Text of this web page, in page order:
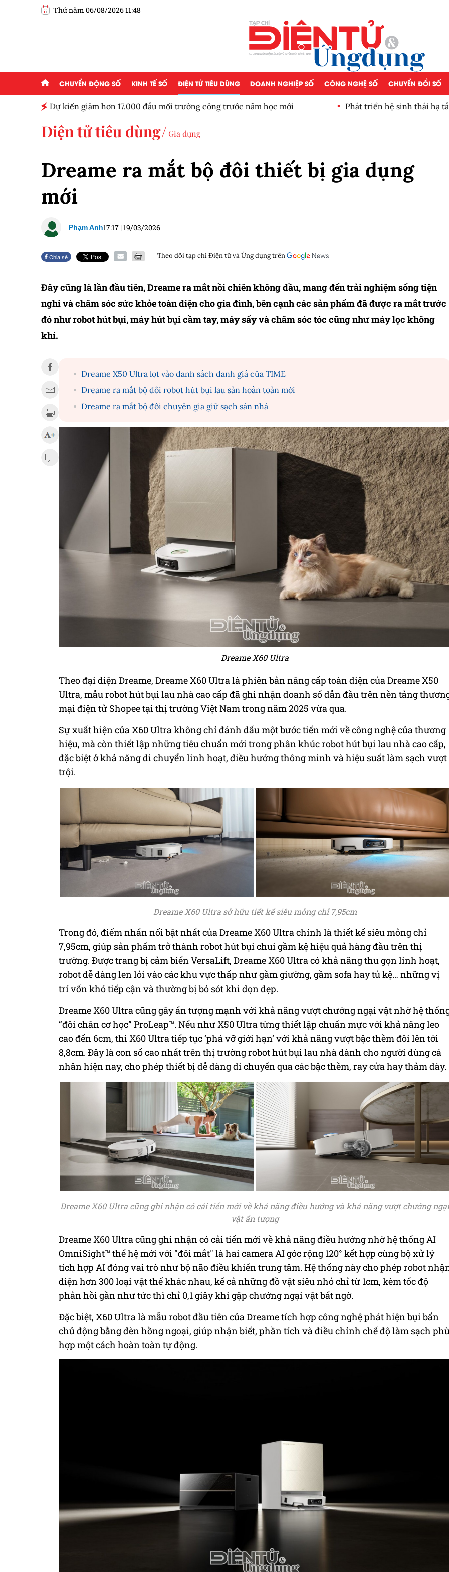
Thứ năm 06/08/2026 11:48
CHUYỂN ĐỘNG SỐ KINH TẾ SỐ ĐIỆN TỬ TIÊU DÙNG DOANH NGHIỆP SỐ CÔNG NGHỆ SỐ CHUYỂN ĐỔI SỐ
Dự kiến giảm hơn 17.000 đầu mối trường công trước năm học mới Phát triển hệ sinh thái hạ
Điện tử tiêu dùng Gia dụng
Dreame ra mắt bộ đôi thiết bị gia dụng
mới
Phạm Anh17:17 |19/03/2026
Chia sẻ Theo dõi tạp chí Điện tử và Ứng dụng trên
Đây cũng là lần đầu tiên, Dreame ra mắt nồi chiên không dầu, mang đến trải nghiệm sống tiện
nghi và chăm sóc sức khỏe toàn diện cho gia đình, bên cạnh các sản phẩm đã được ra mắt trước
đó như robot hút bụi, máy hút bụi cầm tay, máy sấy và chăm sóc tóc cũng như máy lọc không
khí.
Dreame X50 Ultra lọt vào danh sách danh giá của TIME
Dreame ra mắt bộ đôi robot hút bụi lau sàn hoàn toàn mới
Dreame ra mắt bộ đôi chuyên gia giữ sạch sàn nhà
Dreame X60 Ultra
Theo đại diện Dreame, Dreame X60 Ultra là phiên bản nâng cấp toàn diện của Dreame X50
Ultra, mẫu robot hút bụi lau nhà cao cấp đã ghi nhận doanh số dẫn đầu trên nền tảng
mại điện tử Shopee tại thị trường Việt Nam trong năm 2025 vừa qua.
Sự xuất hiện của X60 Ultra không chỉ đánh dấu một bước tiến mới về công nghệ của thương
hiệu, mà còn thiết lập những tiêu chuẩn mới trong phân khúc robot hút bụi lau nhà cao cấp,
đặc biệt ở khả năng di chuyển linh hoạt, điều hướng thông minh và hiệu suất làm sạch vượt
trội.
Dreame X60 Ultra sở hữu tiết kế siêu mỏng chỉ 7,95cm
Trong đó, điểm nhấn nổi bật nhất của Dreame X60 Ultra chính là thiết kế siêu mỏng chỉ
7,95cm, giúp sản phẩm trở thành robot hút bụi chui gầm kệ hiệu quả hàng đầu trên thị
trường. Được trang bị cảm biến VersaLift, Dreame X60 Ultra có khả năng thu gọn linh hoạt,
robot dễ dàng len lỏi vào các khu vực thấp như gầm giường, gầm sofa hay tủ kệ… những vị
trí vốn khó tiếp cận và thường bị bỏ sót khi dọn dẹp.
Dreame X60 Ultra cũng gây ấn tượng mạnh với khả năng vượt chướng ngại vật nhờ hệ
“đôi chân cơ học” ProLeap™. Nếu như X50 Ultra từng thiết lập chuẩn mực với khả năng leo
cao đến 6cm, thì X60 Ultra tiếp tục ‘phá vỡ giới hạn’ với khả năng vượt bậc thềm đôi lên tới
8,8cm. Đây là con số cao nhất trên thị trường robot hút bụi lau nhà dành cho người dùng cá
nhân hiện nay, cho phép thiết bị dễ dàng di chuyển qua các bậc thềm, ray cửa hay thảm dày.
Dreame X60 Ultra cũng ghi nhận có cải tiến mới về khả năng điều hướng và khả năng vượt chướng ngại
vật ấn tượng
Dreame X60 Ultra cũng ghi nhận có cải tiến mới về khả năng điều hướng nhờ hệ thống AI
OmniSight™ thế hệ mới với "đôi mắt" là hai camera AI góc rộng 120° kết hợp cùng bộ xử lý
tích hợp AI đóng vai trò như bộ não điều khiển trung tâm. Hệ thống này cho phép robot
diện hơn 300 loại vật thể khác nhau, kể cả những đồ vật siêu nhỏ chỉ từ 1cm, kèm tốc độ
phản hồi gần như tức thì chỉ 0,1 giây khi gặp chướng ngại vật bất ngờ.
Đặc biệt, X60 Ultra là mẫu robot đầu tiên của Dreame tích hợp công nghệ phát hiện bụi bẩn
chủ động bằng đèn hồng ngoại, giúp nhận biết, phần tích và điều chỉnh chế độ làm sạch
hợp một cách hoàn toàn tự động.